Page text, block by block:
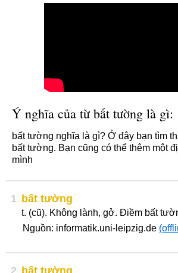
Ý nghĩa của từ bất tường là gì:
bất tường nghĩa là gì? Ở đây bạn tìm
bất tường. Bạn cũng có thể thêm một
mình
1 bất tường
t. (cũ). Không lành, gở. Điềm bất
Nguồn: informatik.uni-leipzig.de
2 bất tường